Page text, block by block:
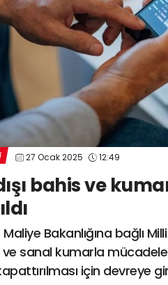
27 Ocak 2025 12:49
bahis ve
Maliye Bakanlığına bağlı
ve sanal kumarla
için devreye